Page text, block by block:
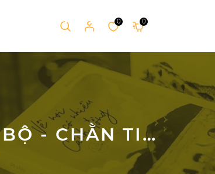
0 0
ED - DÂY CHUYỀN MỀ ĐAY GỐM THẦN THÚ NAM BỘ - CHẰN TINH